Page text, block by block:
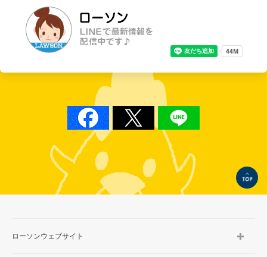
TOP
ローソンウェブサイト